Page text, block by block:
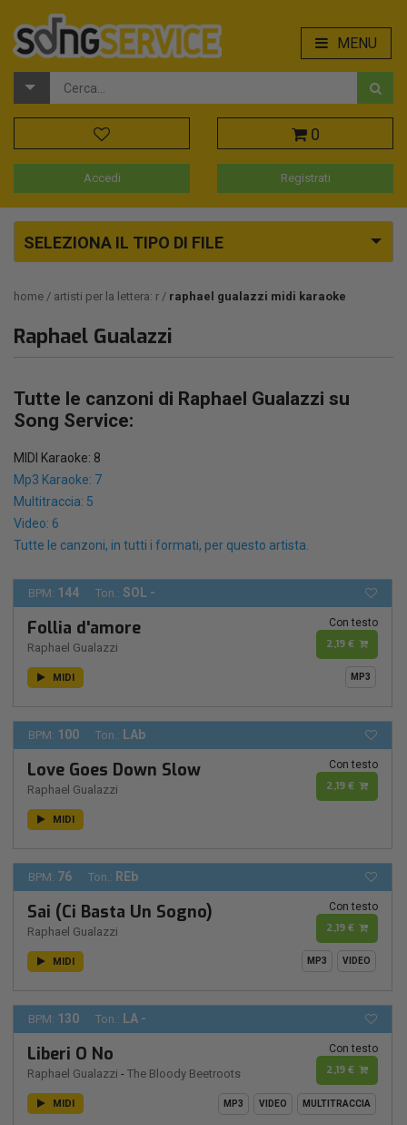
MENU
0
Accedi Registrati
SELEZIONA IL TIPO DI FILE
home artisti per la lettera: r raphael gualazzi midi karaoke
Raphael Gualazzi
Tutte le canzoni di Raphael Gualazzi su
Song Service:
MIDI Karaoke: 8
Mp3 Karaoke: 7
Multitraccia: 5
Video: 6
Tutte le canzoni, in tutti i formati, per questo artista.
BPM: 144 Ton.: SOL -
Follia d'amore
Raphael Gualazzi
Con testo
2,19 €
MIDI MP3
BPM: 100 Ton.: LAb
Love Goes Down Slow
Raphael Gualazzi
Con testo
2,19 €
MIDI
BPM: 76 Ton.: REb
Sai (Ci Basta Un Sogno)
Raphael Gualazzi
Con testo
2,19 €
MIDI MP3 VIDEO
BPM: 130 Ton.: LA -
Liberi O No
Raphael Gualazzi - The Bloody Beetroots
Con testo
2,19 €
MIDI MP3 VIDEO MULTITRACCIA